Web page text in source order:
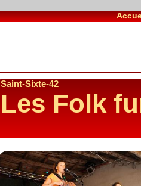
Saint-Sixte-42
Les Folk